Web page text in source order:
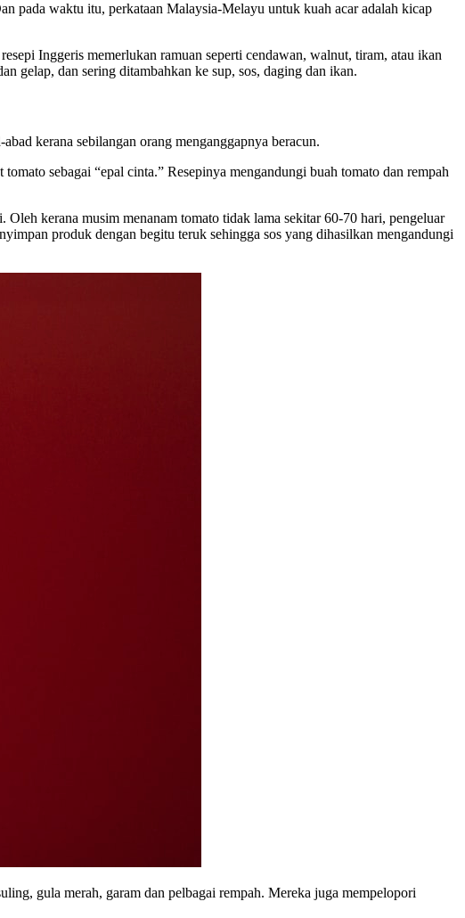
pada waktu itu, perkataan Malaysia-Melayu untuk kuah acar adalah kicap
Inggeris memerlukan ramuan seperti cendawan, walnut, tiram, atau ikan
gelap, dan sering ditambahkan ke sup, sos, daging dan ikan.
kerana sebilangan orang menganggapnya beracun.
sebagai “epal cinta.” Resepinya mengandungi buah tomato dan rempah
Oleh kerana musim menanam tomato tidak lama sekitar 60-70 hari, pengeluar
produk dengan begitu teruk sehingga sos yang dihasilkan mengandungi
gula merah, garam dan pelbagai rempah. Mereka juga mempelopori